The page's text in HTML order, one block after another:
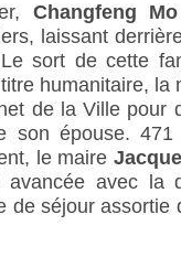
Changfeng Mo
laissant
sort de cette
titre humanitaire,
de la Ville pour
son épouse. 471
le maire
avancée avec la
de séjour assortie